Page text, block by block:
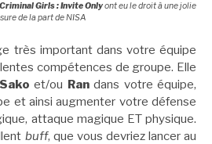
Criminal Girls : Invite Onlyont eu le droit à une jolie
de la part de NISA
très important dans votre équipe
compétences de groupe. Elle
Sako et/ou Randans votre équipe,
et ainsi augmenter votre défense
attaque magique ET physique.
buff, que vous devriez lancer au